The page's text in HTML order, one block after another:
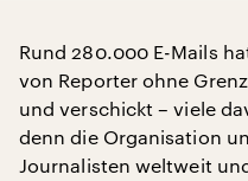
Rund 280.000 E-Mails
von Reporter ohne
und verschickt – viele
denn die Organisation
Journalisten weltweit